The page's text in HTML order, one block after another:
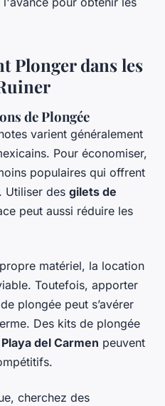
Plonger dans les
de Plongée
varient généralement
Pour économiser,
populaires qui offrent
Utiliser des gilets de
peut aussi réduire les
matériel, la location
Toutefois, apporter
plongée peut s’avérer
Des kits de plongée
Playa del Carmen peuvent
cherchez des